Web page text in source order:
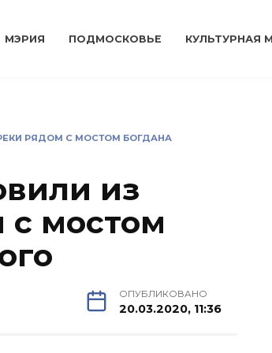
МЭРИЯ ПОДМОСКОВЬЕ КУЛЬТУРНАЯ
РЯДОМ С МОСТОМ БОГДАНА
из
мостом
ОПУБЛИКОВАНО
20.03.2020, 11:36